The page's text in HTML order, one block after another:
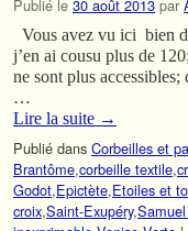
Publié le 30 août 2013 par
Vous avez vu ici bien
j’en ai cousu plus de
ne sont plus accessibles;
…
Lire la suite →
Publié dans Corbeilles et
Brantôme,corbeille textile,
Godot,Epictète,Etoiles et
croix,Saint-Exupéry,